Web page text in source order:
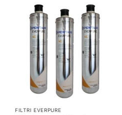
FILTRI EVERPURE